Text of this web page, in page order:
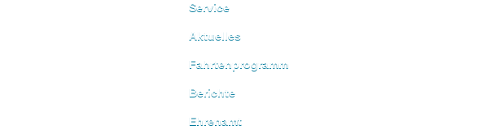
Service
Aktuelles
Fahrtenprogramm
Berichte
Ehrenamt